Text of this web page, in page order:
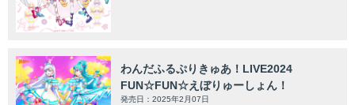
わんだふるぷりきゅあ！LIVE2024
FUN☆FUN☆えぼりゅーしょん！
発売日：2025年2月07日